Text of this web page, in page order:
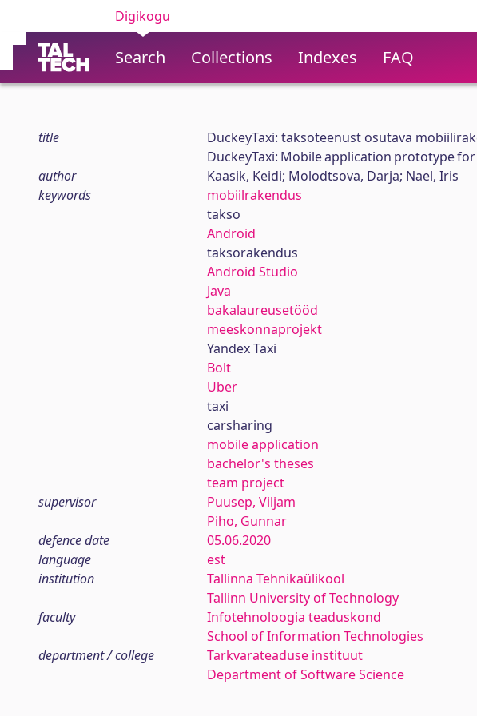
Digikogu
Search Collections Indexes FAQ
title
DuckeyTaxi: taksoteenust osutava
DuckeyTaxi: Mobile application prototype
author
Kaasik, Keidi; Molodtsova, Darja; Nael, Iris
keywords
mobiilrakendus
takso
Android
taksorakendus
Android Studio
Java
bakalaureusetööd
meeskonnaprojekt
Yandex Taxi
Bolt
Uber
taxi
carsharing
mobile application
bachelor's theses
team project
supervisor
Puusep, Viljam
Piho, Gunnar
defence date
05.06.2020
language
est
institution
Tallinna Tehnikaülikool
Tallinn University of Technology
faculty
Infotehnoloogia teaduskond
School of Information Technologies
department / college
Tarkvarateaduse instituut
Department of Software Science